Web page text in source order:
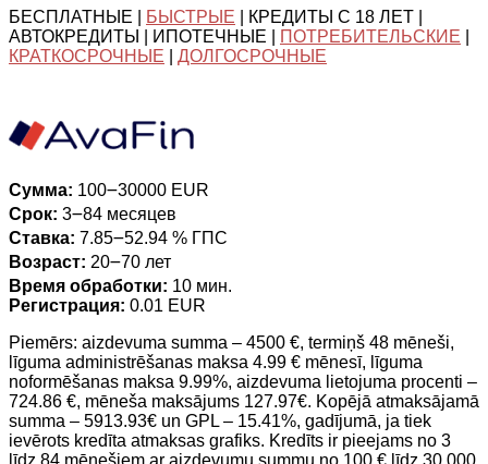
БЕСПЛАТНЫЕ |
БЫСТРЫЕ | КРЕДИТЫ С 18 ЛЕТ |
АВТОКРЕДИТЫ | ИПОТЕЧНЫЕ |
ПОТРЕБИТЕЛЬСКИЕ
КРАТКОСРОЧНЫЕ
ДОЛГОСРОЧНЫЕ
Сумма: 100౼30000 EUR
Срок: 3౼84 месяцев
Ставка: 7.85౼52.94 % ГПС
Возраст: 20౼70 лет
Время обработки: 10 мин.
Регистрация: 0.01 EUR
Piemērs: aizdevuma summa – 4500 €, termiņš 48 mēneši,
līguma administrēšanas maksa 4.99 € mēnesī, līguma
noformēšanas maksa 9.99%, aizdevuma lietojuma procenti –
724.86 €, mēneša maksājums 127.97€. Kopējā atmaksājamā
summa – 5913.93€ un GPL – 15.41%, gadījumā, ja tiek
ievērots kredīta atmaksas grafiks. Kredīts ir pieejams no 3
līdz 84 mēnešiem ar aizdevumu summu no 100 € līdz 30 000